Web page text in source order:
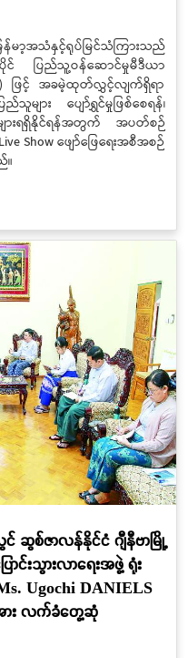
မာ့အသံနှင့်ရုပ်မြင်သံကြားသည်
ပိုင် ပြည်သူ့ဝန်ဆောင်မှုမီဒီယာ
ဖြင့် အခမဲ့ထုတ်လွှင့်လျက်ရှိရာ
သူများ ပျော်ရွှင်မှုဖြစ်စေရန်၊
ျားရရှိနိုင်ရန်အတွက် အပတ်စဉ်
Show ဖျော်ဖြေရေးအစီအစဉ်
ဆွစ်ဇာလန်နိုင်ငံ ဂျီနီဗာမြို့
င်းသွားလာရေးအဖွဲ့ ရုံး
Ugochi DANIELS
ား လက်ခံတွေ့ဆုံ